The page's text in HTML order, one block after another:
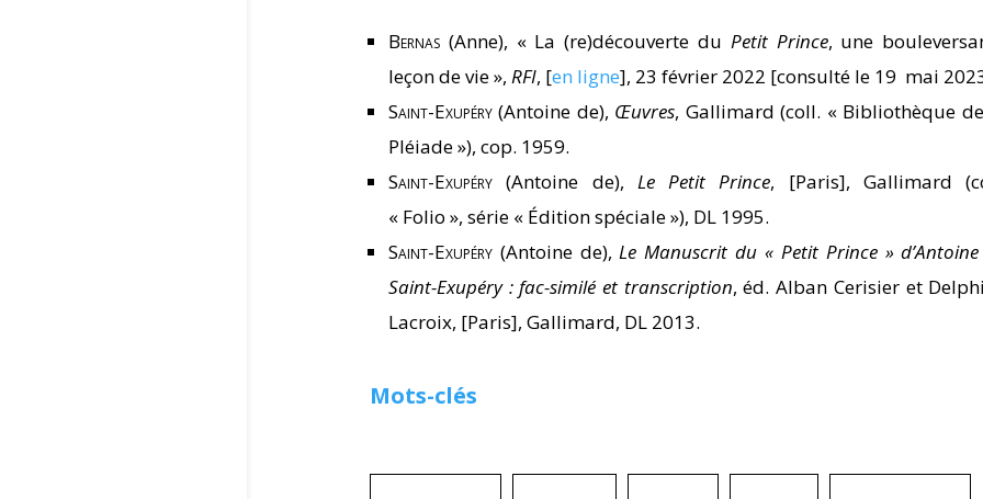
Bernas(Anne), « La (re)découverte du Petit Prince, une
leçon de vie », RFI, [en ligne], 23 février 2022 [consulté le 19 mai
Saint-Exupéry(Antoine de), Œuvres, Gallimard (coll. « Bibliothèque
Pléiade »), cop. 1959.
Saint-Exupéry(Antoine de), Le Petit Prince, [Paris], Gallimard
« Folio », série « Édition spéciale »), DL 1995.
Saint-Exupéry(Antoine de), Le Manuscrit du « Petit Prince »
Saint-Exupéry : fac-similé et transcription, éd. Alban Cerisier et
Lacroix, [Paris], Gallimard, DL 2013.
Mots-clés